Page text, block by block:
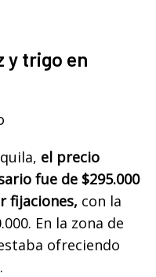
y trigo en
el precio
fue de $295.000
fijaciones, con la
En la zona de
ofreciendo